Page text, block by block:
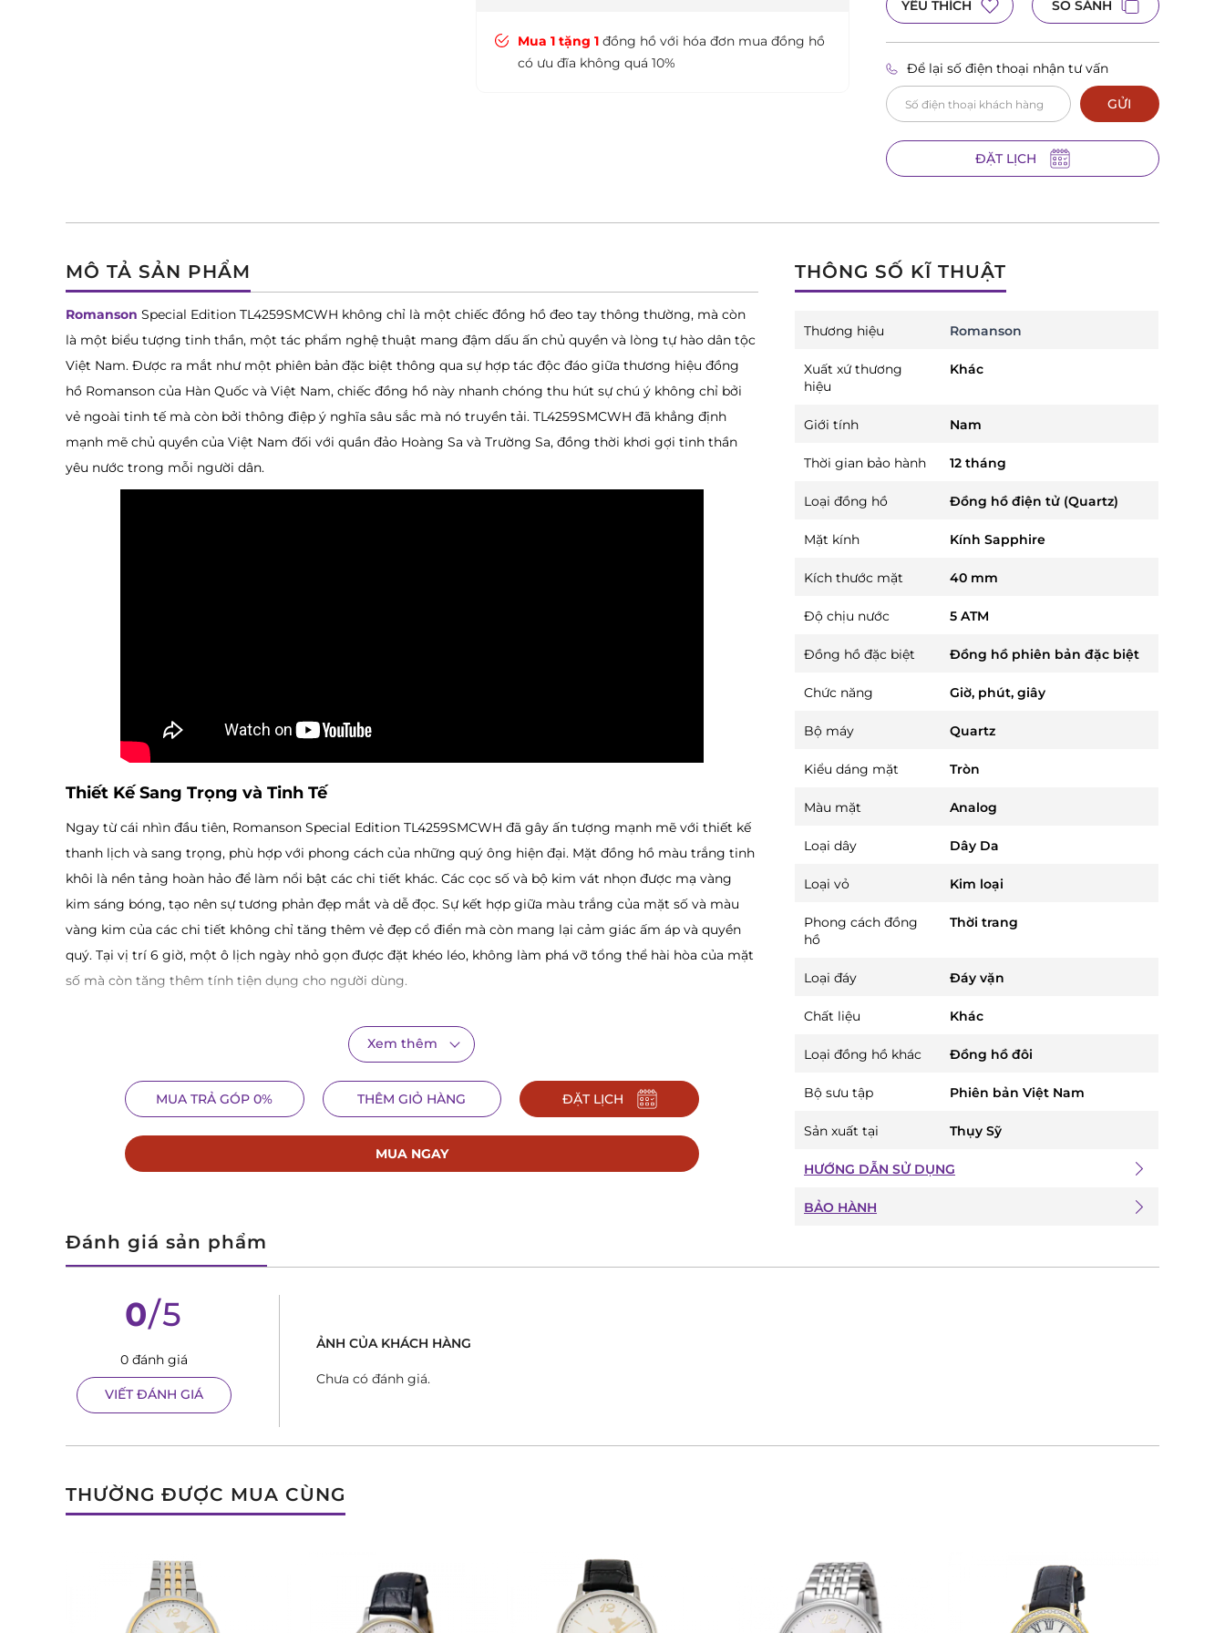
Mua 1 tặng 1 đồng hồ với hóa đơn mua đồng hồ
có ưu đĩa không quá 10%
YÊU THÍCH SO SÁNH
Để lại số điện thoại nhận tư vấn
GỬI
ĐẶT LỊCH
MÔ TẢ SẢN PHẨM
Romanson Special Edition TL4259SMCWH không chỉ là một chiếc đồng hồ đeo tay thông thường, mà còn
là một biểu tượng tinh thần, một tác phẩm nghệ thuật mang đậm dấu ấn chủ quyền và lòng tự hào dân tộc
Việt Nam. Được ra mắt như một phiên bản đặc biệt thông qua sự hợp tác độc đáo giữa thương hiệu đồng
hồ Romanson của Hàn Quốc và Việt Nam, chiếc đồng hồ này nhanh chóng thu hút sự chú ý không chỉ bởi
vẻ ngoài tinh tế mà còn bởi thông điệp ý nghĩa sâu sắc mà nó truyền tải. TL4259SMCWH đã khẳng định
mạnh mẽ chủ quyền của Việt Nam đối với quần đảo Hoàng Sa và Trường Sa, đồng thời khơi gợi tinh thần
yêu nước trong mỗi người dân.
Thiết Kế Sang Trọng và Tinh Tế
Ngay từ cái nhìn đầu tiên, Romanson Special Edition TL4259SMCWH đã gây ấn tượng mạnh mẽ với thiết kế
thanh lịch và sang trọng, phù hợp với phong cách của những quý ông hiện đại. Mặt đồng hồ màu trắng tinh
khôi là nền tảng hoàn hảo để làm nổi bật các chi tiết khác. Các cọc số và bộ kim vát nhọn được mạ vàng
kim sáng bóng, tạo nên sự tương phản đẹp mắt và dễ đọc. Sự kết hợp giữa màu trắng của mặt số và màu
vàng kim của các chi tiết không chỉ tăng thêm vẻ đẹp cổ điển mà còn mang lại cảm giác ấm áp và quyền
quý. Tại vị trí 6 giờ, một ô lịch ngày nhỏ gọn được đặt khéo léo, không làm phá vỡ tổng thể hài hòa của mặt
số mà còn tăng thêm tính tiện dụng cho người dùng.
Về chất liệu, Romanson luôn ưu tiên sự bền bỉ và đẳng cấp. Vỏ đồng hồ được chế tác từ thép không gỉ 316L,
một loại vật liệu cao cấp thường được sử dụng trong ngành công nghiệp đồng hồ vì khả năng chống ăn
Xem thêm
MUA TRẢ GÓP 0% THÊM GIỎ HÀNG ĐẶT LỊCH
MUA NGAY
THÔNG SỐ KĨ THUẬT
Thương hiệu Romanson
Xuất xứ thương
hiệu
Khác
Giới tính Nam
Thời gian bảo hành 12 tháng
Loại đồng hồ Đồng hồ điện tử (Quartz)
Mặt kính Kính Sapphire
Kích thước mặt 40 mm
Độ chịu nước 5 ATM
Đồng hồ đặc biệt Đồng hồ phiên bản đặc biệt
Chức năng Giờ, phút, giây
Bộ máy Quartz
Kiểu dáng mặt Tròn
Màu mặt Analog
Loại dây Dây Da
Loại vỏ Kim loại
Phong cách đồng
hồ
Thời trang
Loại đáy Đáy vặn
Chất liệu Khác
Loại đồng hồ khác Đồng hồ đôi
Bộ sưu tập Phiên bản Việt Nam
Sản xuất tại Thụy Sỹ
HƯỚNG DẪN SỬ DỤNG
BẢO HÀNH
Đánh giá sản phẩm
0/5
0 đánh giá
VIẾT ĐÁNH GIÁ
ẢNH CỦA KHÁCH HÀNG
Chưa có đánh giá.
THƯỜNG ĐƯỢC MUA CÙNG